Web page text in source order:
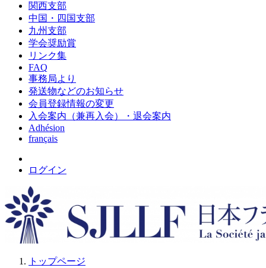
関西支部
中国・四国支部
九州支部
学会奨励賞
リンク集
FAQ
事務局より
発送物などのお知らせ
会員登録情報の変更
入会案内（兼再入会）・退会案内
Adhésion
français
ログイン
トップページ